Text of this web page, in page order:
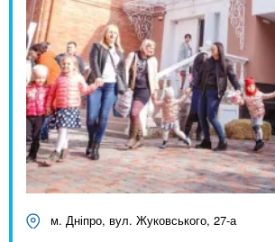
м. Дніпро, вул. Жуковського, 27-а